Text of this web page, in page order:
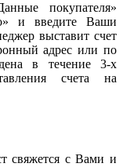
покупателя»
и введите Ваши
выставит счет
адрес или по
в течение 3-х
счета на
свяжется с Вами и